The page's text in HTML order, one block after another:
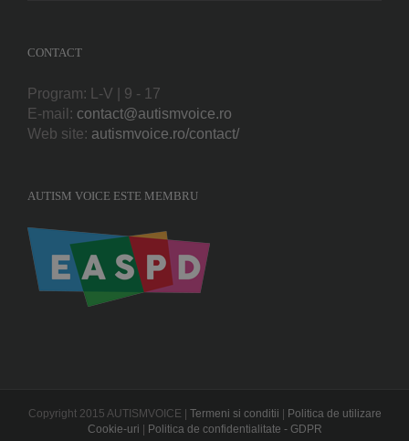
CONTACT
Program: L-V | 9 - 17
E-mail: contact@autismvoice.ro
Web site: autismvoice.ro/contact/
AUTISM VOICE ESTE MEMBRU
Copyright 2015 AUTISMVOICE | Termeni si conditii
Politica de utilizare
Cookie-uri
Politica de confidentialitate - GDPR